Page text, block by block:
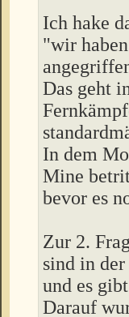
Ich hake
"wir
Das geht
In dem
Mine
bevor es
Zur 2.
sind in
und es
Darauf